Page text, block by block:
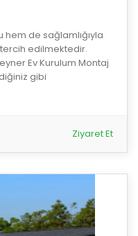
hem de sağlamlığıyla
edilmektedir.
Ev Kurulum Montaj
gibi
Ziyaret Et